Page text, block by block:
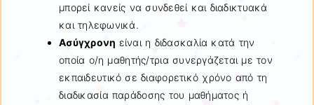
μπορεί κανείς να συνδεθεί και διαδικτυακά
και τηλεφωνικά.
Ασύγχρονη είναι η διδασκαλία κατά την
οποία ο/η μαθητής/τρια συνεργάζεται με τον
εκπαιδευτικό σε διαφορετικό χρόνο από τη
διαδικασία παράδοσης του μαθήματος ή